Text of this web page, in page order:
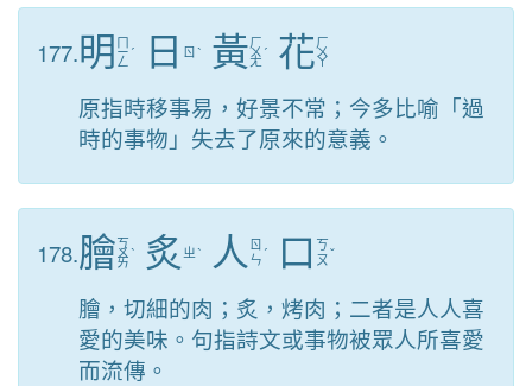
177.明 ㄇ
ㄧ
ㄥ
ˊ 日 ㄖ ˋ 黃ㄏ
ㄨ
ㄤ
ˊ 花ㄏ
ㄨ
ㄚ
原指時移事易，好景不常；今多比喻「過
時的事物」失去了原來的意義。
178.膾ㄎ
ㄨ
ㄞ
ˋ 炙 ㄓˋ 人 ㄖ
ㄣ ˊ 口 ㄎ
ㄡˇ
膾，切細的肉；炙，烤肉；二者是人人喜
愛的美味。句指詩文或事物被眾人所喜愛
而流傳。